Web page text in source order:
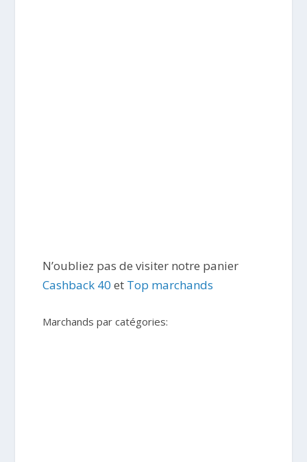
N’oubliez pas de visiter notre panier
Cashback 40 et Top marchands
Marchands par catégories: